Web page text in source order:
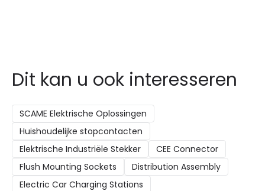
Dit kan u ook interesseren
SCAME Elektrische Oplossingen
Huishoudelijke stopcontacten
Elektrische Industriële Stekker
CEE Connector
Flush Mounting Sockets
Distribution Assembly
Electric Car Charging Stations